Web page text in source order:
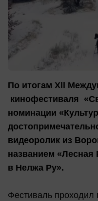
По итогам Xll
кинофестиваля
номинации
видеоролик из
названием
в Нелжа Ру».
Фестиваль проходил